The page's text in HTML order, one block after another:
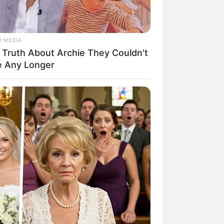
MEDIA
Truth About Archie They Couldn't
Any Longer